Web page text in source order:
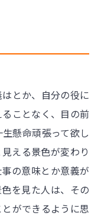
とか、自分の役に
ことなく、目の前
懸命頑張って欲し
える景色が変わり
の意味とか意義が
を見た人は、その
ができるように思